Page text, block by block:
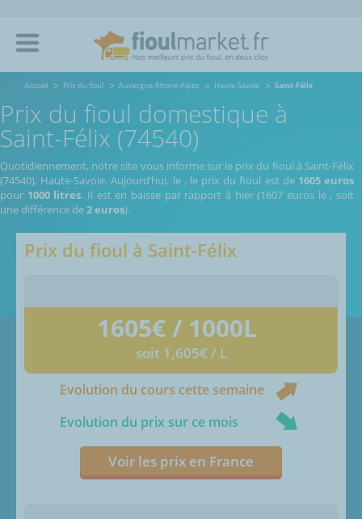
Accueil Prix du fioul Auvergne-Rhone-Alpes Haute-Savoie Saint-Félix
Prix du fioul domestique à
Saint-Félix (74540)
Quotidiennement, notre site vous informe sur le prix du fioul à Saint-Félix
(74540), Haute-Savoie.Aujourd’hui, le , le prix du fioul est de 1605 euros
pour 1000 litres. Il est en baisse par rapport à hier (1607 euros le, soit
une différence de2 euros).
Prix du fioul à Saint-Félix
1605€ / 1000L
soit 1,605€ / L
Evolution du cours cette semaine
Evolution du prix sur ce mois
Voir les prix en France